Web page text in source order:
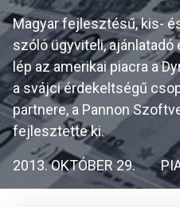
Magyar fejlesztésű, kis-
szóló ügyviteli,
lép az amerikai piacra a
a svájci érdekeltségű
partnere, a Pannon
fejlesztette ki.
2013. OKTÓBER 29.